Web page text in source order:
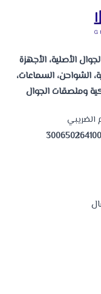
الأصلية، الأجهزة
الشواحن، السماعات،
وملصقات الجوال
الضريبي